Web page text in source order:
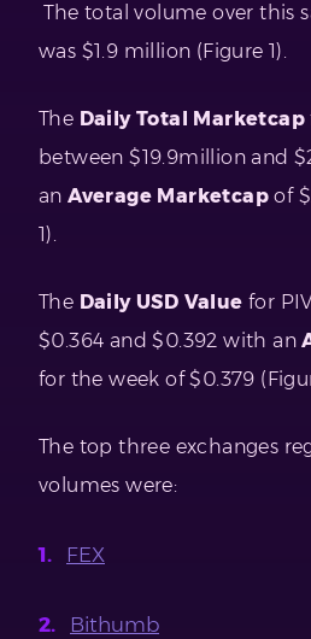
The total volume over this
was $1.9 million (Figure 1).
The Daily Total Marketcap
between $19.9million and
anAverage Marketcap of
1).
The Daily USD Value for
$0.364 and $0.392 with an
for the week of $0.379
The top three exchanges
volumes were:
FEX
Bithumb